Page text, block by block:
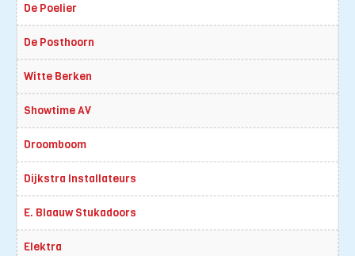
De Poelier
De Posthoorn
Witte Berken
Showtime AV
Droomboom
Dijkstra Installateurs
E. Blaauw Stukadoors
Elektra